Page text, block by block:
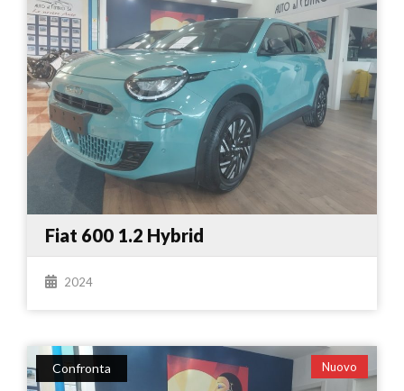
Fiat 600 1.2 Hybrid
2024
Nuovo
Confronta